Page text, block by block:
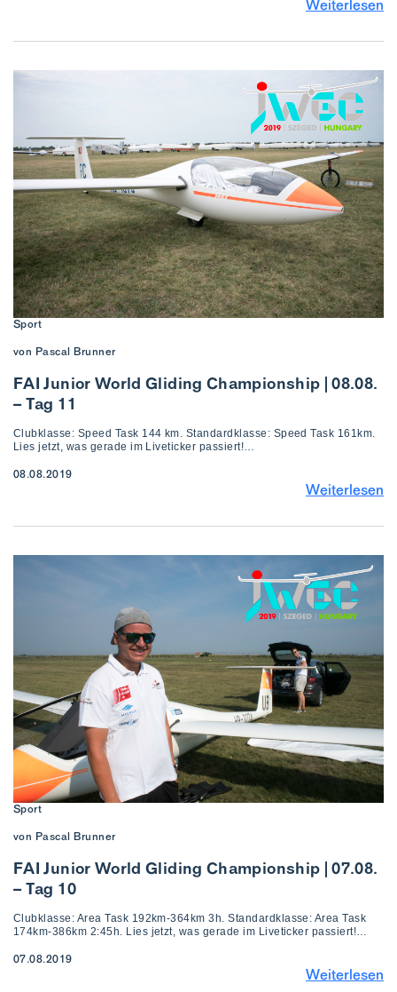
Weiterlesen
Sport
von Pascal Brunner
FAI Junior World Gliding Championship | 08.08.
– Tag 11
Clubklasse: Speed Task 144 km. Standardklasse: Speed Task 161km.
Lies jetzt, was gerade im Liveticker passiert!…
08.08.2019
Weiterlesen
Sport
von Pascal Brunner
FAI Junior World Gliding Championship | 07.08.
– Tag 10
Clubklasse: Area Task 192km-364km 3h. Standardklasse: Area Task
174km-386km 2:45h. Lies jetzt, was gerade im Liveticker passiert!…
07.08.2019
Weiterlesen